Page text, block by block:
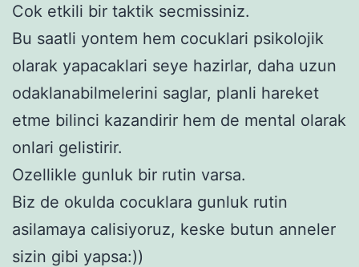
Cok etkili bir taktik secmissiniz.
Bu saatli yontem hem cocuklari psikolojik
olarak yapacaklari seye hazirlar, daha uzun
odaklanabilmelerini saglar, planli hareket
etme bilinci kazandirir hem de mental olarak
onlari gelistirir.
Ozellikle gunluk bir rutin varsa.
Biz de okulda cocuklara gunluk rutin
asilamaya calisiyoruz, keske butun anneler
sizin gibi yapsa:))